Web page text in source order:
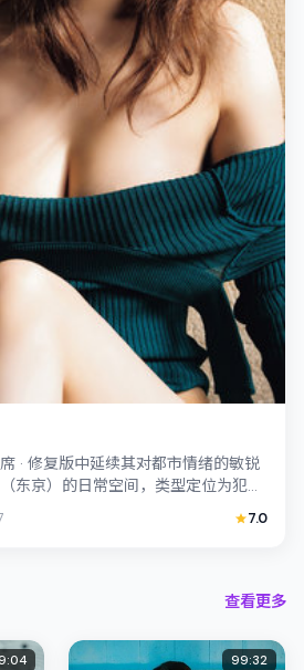
· 修复版中延续其对都市情绪的敏锐
东京）的日常空间，类型定位为犯
以克制表演撑...
7.0
查看更多
99:32